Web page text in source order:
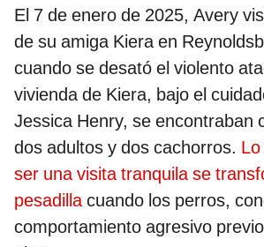
El 7 de enero de 2025, Avery
de su amiga Kiera en
cuando se desató el violento
vivienda de Kiera, bajo el
Jessica Henry, se encontraban
dos adultos y dos cachorros.
ser una visita tranquila se
pesadillacuando los perros,
comportamiento agresivo